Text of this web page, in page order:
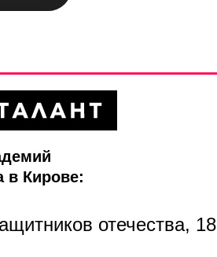
в Кирове:
отечества, 18